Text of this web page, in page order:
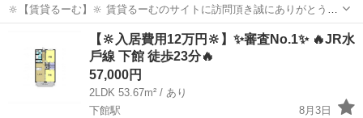
🔆【賃貸るーむ】🔆 賃貸るーむのサイトに訪問頂き誠にありがとうご
ざいます🙇 当社では、どこよりも安く入居できる不動産屋を目指し 活
動しております。 ✨コンセプト✨ 1，お客様ご自身で...
鹿島神宮駅 一戸建て 物件
【🔆入居費用12万円🔆】✨審査No.1✨ 🔥JR水
戶線 下館 徒歩23分🔥
57,000円
2LDK 53.67m² / あり
下館駅
8月3日